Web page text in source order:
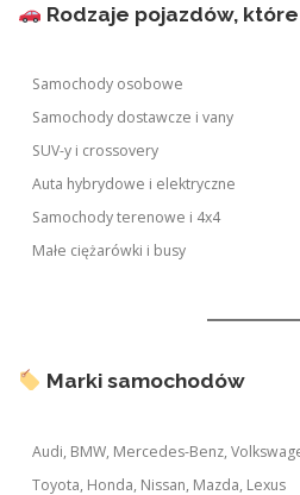
Rodzaje pojazdów,
Samochody osobowe
Samochody dostawcze i vany
SUV-y i crossovery
Auta hybrydowe i elektryczne
Samochody terenowe i 4x4
Małe ciężarówki i busy
Marki samochodów
Audi, BMW, Mercedes-Benz,
Toyota, Honda, Nissan, Mazda, Lexus